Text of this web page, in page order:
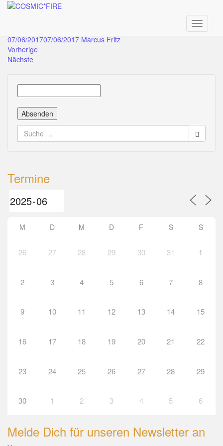
Skip
content
Toggle
AliGong_facebook Kopie
07/06/201707/06/2017 Marcus Fritz
Vorherige
Nächste
Suche
nach:
Termine
M D M D F S S
26 27 28 29 30 31 1
2 3 4 5 6 7 8
9 10 11 12 13 14 15
16 17 18 19 20 21 22
23 24 25 26 27 28 29
30 1 2 3 4 5 6
Melde Dich für unseren Newsletter an